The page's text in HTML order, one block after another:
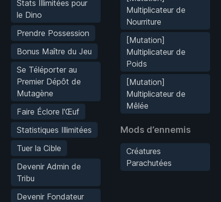
Stats Illimitées pour
le Dino
Prendre Possession
Bonus Maître du Jeu
Se Téléporter au
Premier Dépôt de
Mutagène
Faire Éclore l'Œuf
Statistiques Illimitées
Tuer la Cible
Devenir Admin de
Tribu
Devenir Fondateur
Multiplicateur de
Nourriture
[Mutation]
Multiplicateur de
Poids
[Mutation]
Multiplicateur de
Mêlée
Mods d’ennemis
Créatures
Parachutées